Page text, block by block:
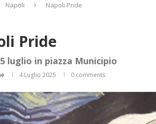
Napoli Napoli Pride
Pride
luglio in piazza Municipio
4 Luglio 2025 0 comments